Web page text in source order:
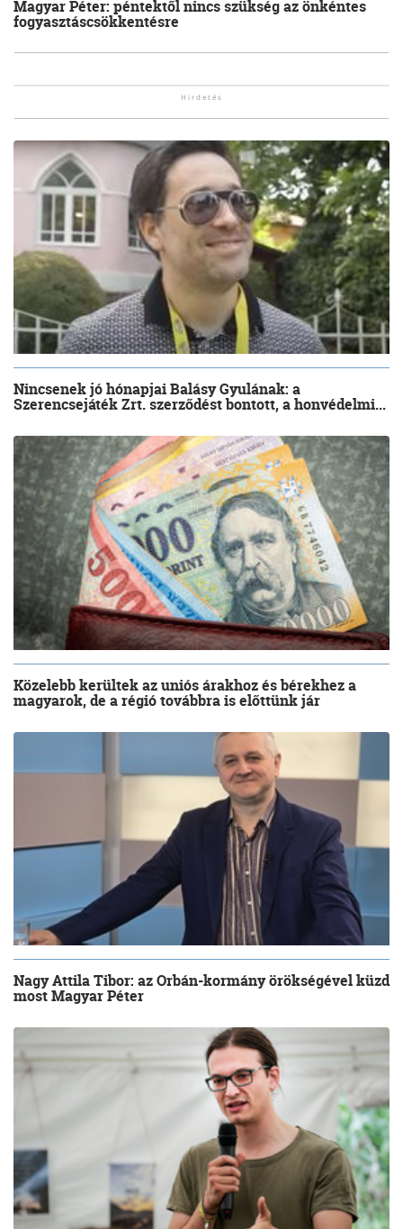
Magyar Péter: péntektől nincs szükség az önkéntes
fogyasztáscsökkentésre
Nincsenek jó hónapjai Balásy Gyulának: a
Szerencsejáték Zrt. szerződést bontott, a honvédelmi...
Közelebb kerültek az uniós árakhoz és bérekhez a
magyarok, de a régió továbbra is előttünk jár
Nagy Attila Tibor: az Orbán-kormány örökségével küzd
most Magyar Péter